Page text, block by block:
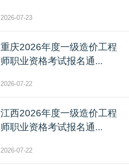
2026-07-23
重庆2026年度一级造价工程
师职业资格考试报名通...
2026-07-22
江西2026年度一级造价工程
师职业资格考试报名通...
2026-07-22